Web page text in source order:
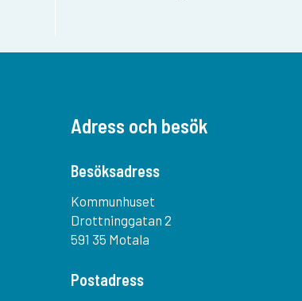
Adress och besök
Besöksadress
Kommunhuset
Drottninggatan 2
591 35 Motala
Postadress